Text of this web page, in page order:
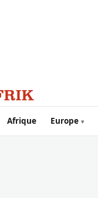
Afrique Europe